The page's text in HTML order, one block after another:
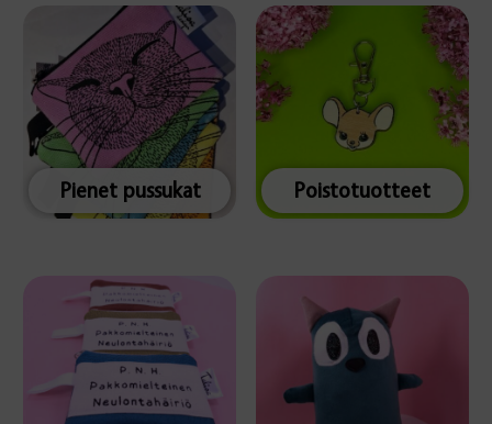
Pienet pussukat Poistotuotteet